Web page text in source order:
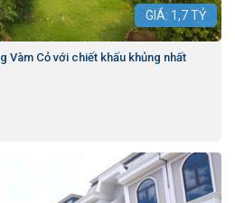
GIÁ: 1,7TỶ
Vàm Cỏ với chiết khấu khủng nhất